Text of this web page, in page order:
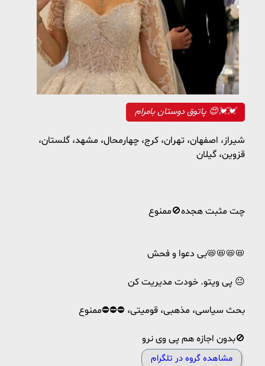
پاتوق دوستان بامرام 😍💓💓
شیراز، اصفهان، تهران، کرج، چهارمحال، مشهد، گلستان،
قزوین، گیلان
چت مثبت هجده🚫ممنوع
بی دعوا و فحش📛📛📛📛
پی ویتو. خودت مدیریت کن 😐
بحث سیاسی، مذهبی، قومیتی، ⛔⛔⛔ممنوع
بدون اجازه هم پی وی نرو🚫
مشاهده گروه در تلگرام